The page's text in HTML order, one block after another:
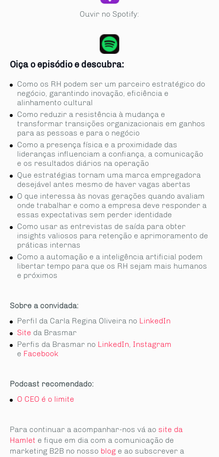
Ouvir no Spotify:
Oiça o episódio e descubra:
Como os RH podem ser um parceiro estratégico do
negócio, garantindo inovação, eficiência e
alinhamento cultural
Como reduzir a resistência à mudança e
transformar transições organizacionais em ganhos
para as pessoas e para o negócio
Como a presença física e a proximidade das
lideranças influenciam a confiança, a comunicação
e os resultados diários na operação
Que estratégias tornam uma marca empregadora
desejável antes mesmo de haver vagas abertas
O que interessa às novas gerações quando avaliam
onde trabalhar e como a empresa deve responder a
essas expectativas sem perder identidade
Como usar as entrevistas de saída para obter
insights valiosos para retenção e aprimoramento de
práticas internas
Como a automação e a inteligência artificial podem
libertar tempo para que os RH sejam mais humanos
e próximos
Sobre a convidada:
Perfil da Carla Regina Oliveira no LinkedIn
Site da Brasmar
Perfis da Brasmar no LinkedIn, Instagram
e Facebook
Podcast recomendado:
O CEO é o limite
Para continuar a acompanhar-nos vá ao site da
Hamlet e fique em dia com a comunicação de
marketing B2B no nosso blog e ao subscrever a